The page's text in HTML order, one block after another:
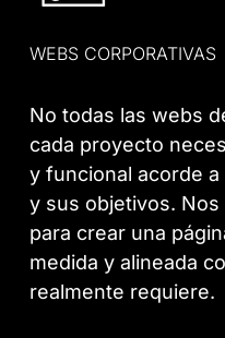
WEBS CORPORATIVAS
No todas las webs
cada proyecto
y funcional acorde
y sus objetivos. Nos
para crear una
medida y alineada
realmente requiere.